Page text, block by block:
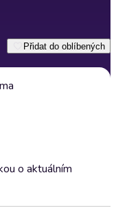
Přidat do oblíbených
o aktuálním